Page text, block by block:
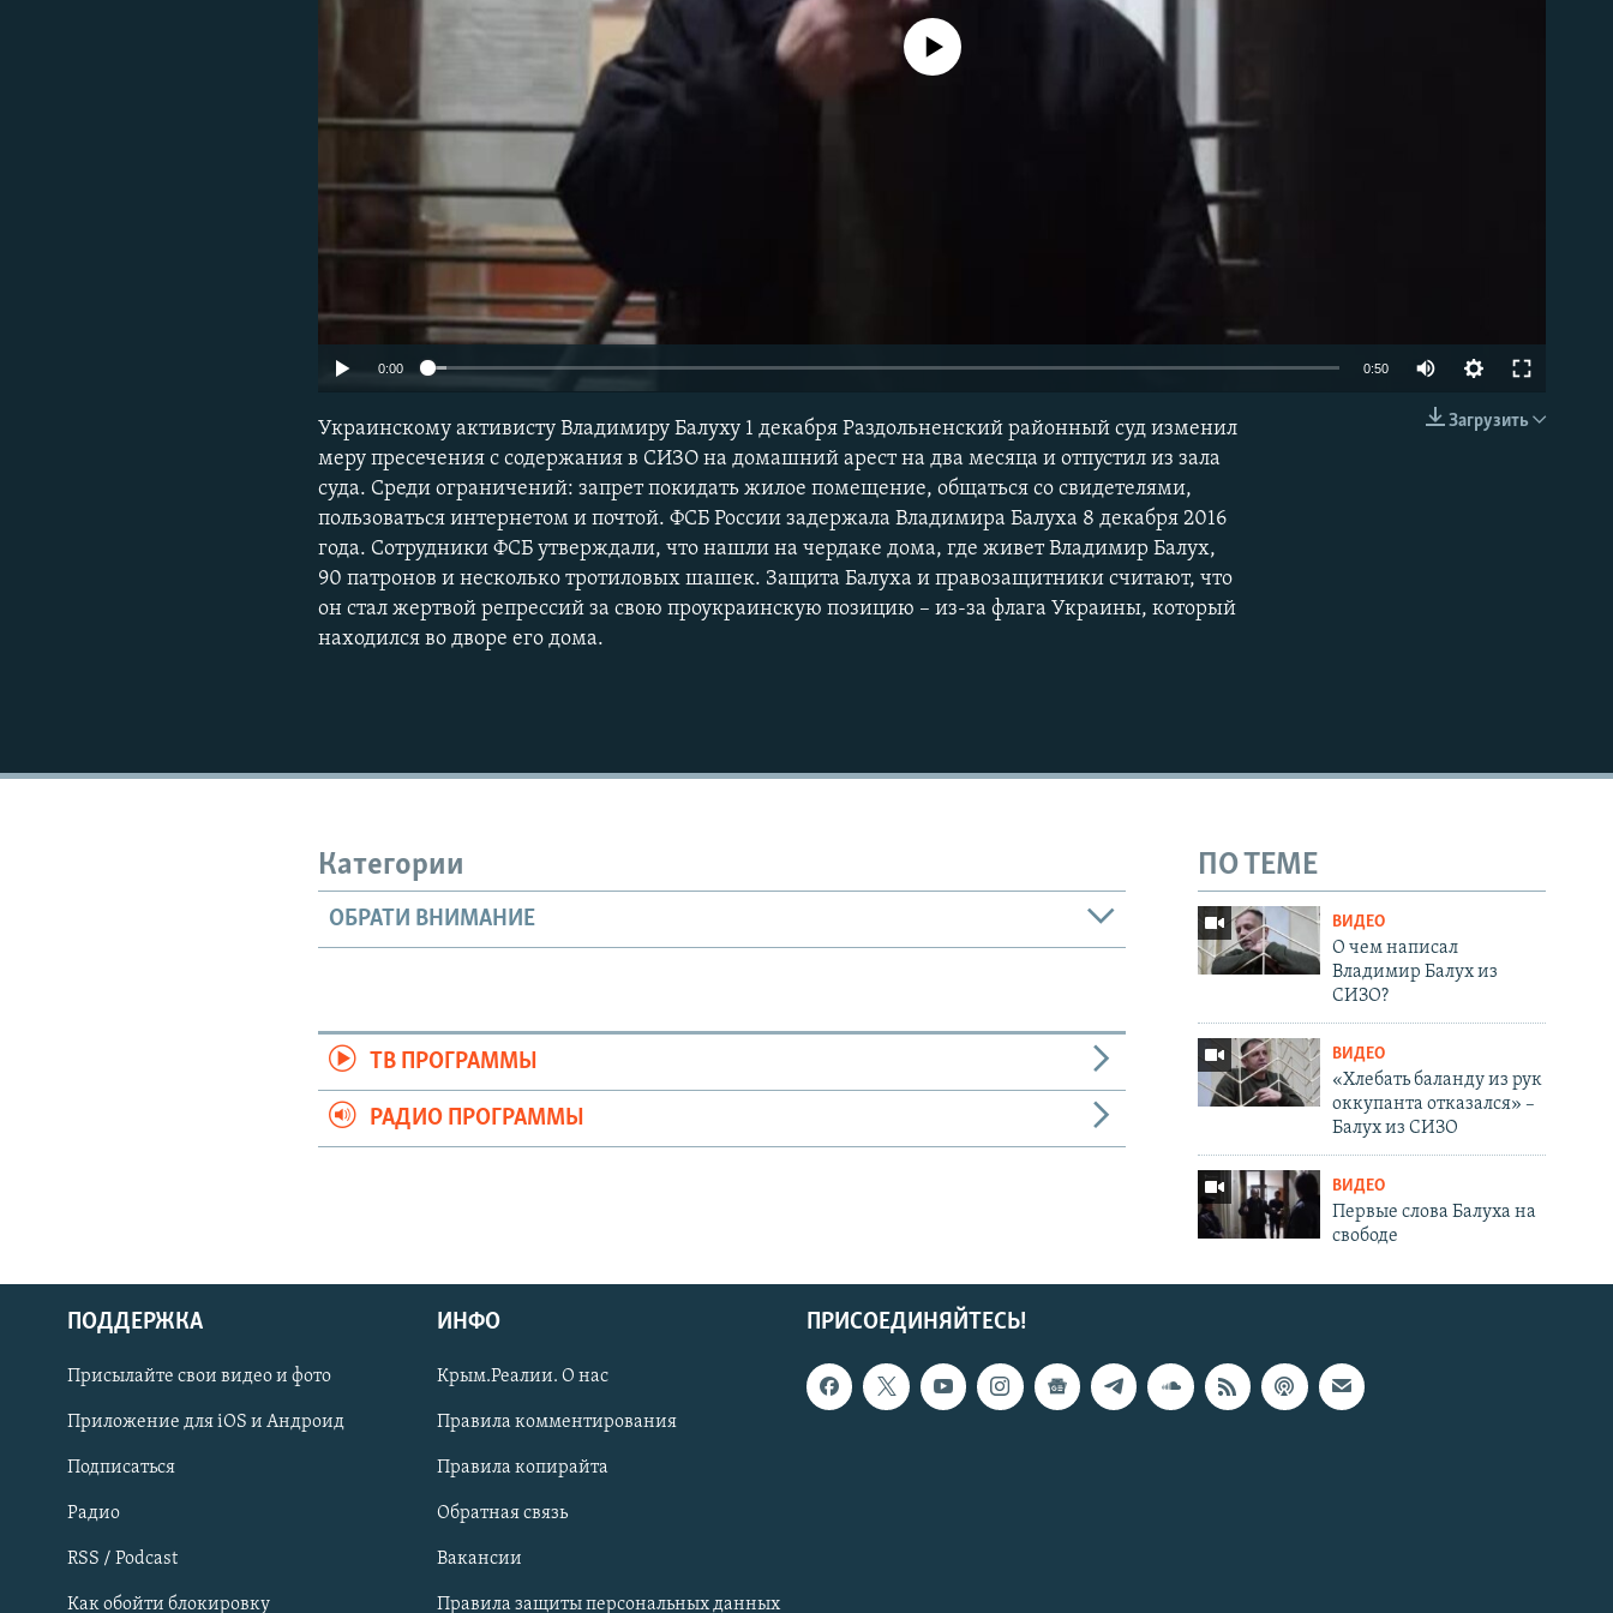
Українською
Qırımtatar
ПРИСОЕДИНЯЙТЕСЬ!
EMBED
No media source currently available
0:00 0:50
Загрузить
Украинскому активисту Владимиру Балуху 1 декабря Раздольненский районный суд изменил
меру пресечения с содержания в СИЗО на домашний арест на два месяца и отпустил из зала
суда. Среди ограничений: запрет покидать жилое помещение, общаться со свидетелями,
пользоваться интернетом и почтой. ФСБ России задержала Владимира Балуха 8 декабря 2016
года. Сотрудники ФСБ утверждали, что нашли на чердаке дома, где живет Владимир Балух,
90 патронов и несколько тротиловых шашек. Защита Балуха и правозащитники считают, что
он стал жертвой репрессий за свою проукраинскую позицию – из-за флага Украины, который
находился во дворе его дома.
ПО ТЕМЕ
ВИДЕО
О чем написал
Владимир Балух из
СИЗО?
ВИДЕО
«Хлебать баланду из рук
оккупанта отказался» –
Балух из СИЗО
ВИДЕО
Первые слова Балуха на
свободе
Категории
ОБРАТИ ВНИМАНИЕ
ТВ ПРОГРАММЫ
РАДИО ПРОГРАММЫ
ПРИСОЕДИНЯЙТЕСЬ!
ПОДДЕРЖКА
Присылайте свои видео и фото
Приложение для iOS и Андроид
Подписаться
Радио
RSS / Podcast
Как обойти блокировку
ИНФО
Крым.Реалии. О нас
Правила комментирования
Правила копирайта
Обратная связь
Вакансии
Правила защиты персональных данных